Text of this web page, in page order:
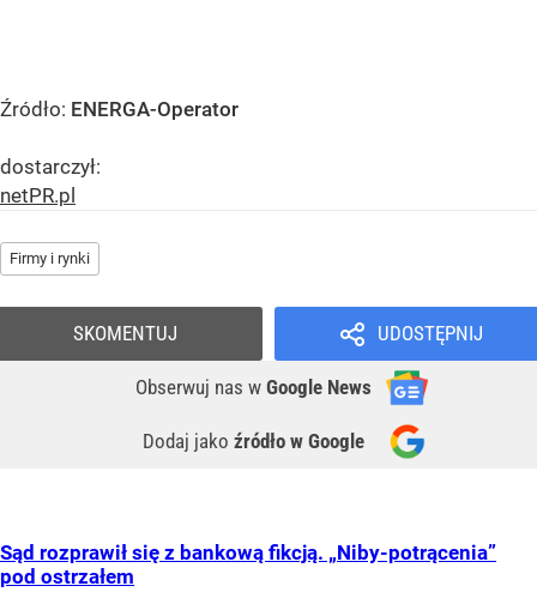
Źródło: ENERGA-Operator
dostarczył:
netPR.pl
Firmy i rynki
UDOSTĘPNIJ
Obserwuj nas w Google News
Dodaj jako źródło w Google
SKOMENTUJ
Sąd rozprawił się z bankową fikcją. „Niby-potrącenia”
pod ostrzałem